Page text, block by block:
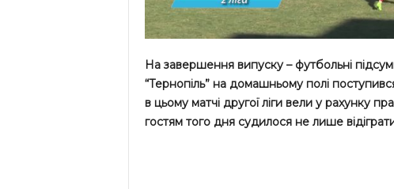
На завершення випуску – футбольні
“Тернопіль” на домашньому полі
в цьому матчі другої ліги вели у рахунку
гостям того дня судилося не лише